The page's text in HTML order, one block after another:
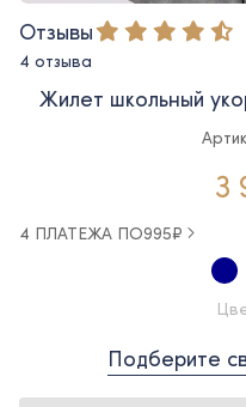
Отзывы
4 отзыва
Жилет школьный
3
4 ПЛАТЕЖА ПО995₽
Подберите